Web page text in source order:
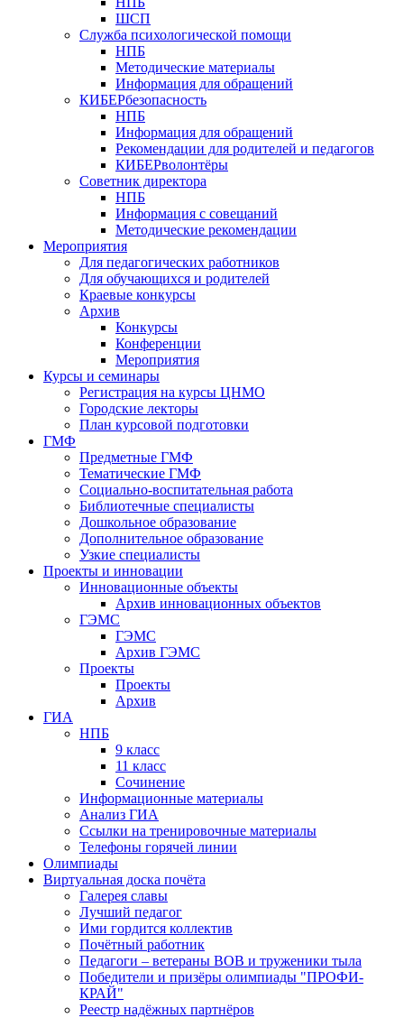
ШСП
Служба психологической помощи
НПБ
Методические материалы
Информация для обращений
КИБЕРбезопасность
НПБ
Информация для обращений
Рекомендации для родителей и педагогов
КИБЕРволонтёры
Советник директора
НПБ
Информация с совещаний
Методические рекомендации
Мероприятия
Для педагогических работников
Для обучающихся и родителей
Краевые конкурсы
Архив
Конкурсы
Конференции
Мероприятия
Курсы и семинары
Регистрация на курсы ЦНМО
Городские лекторы
План курсовой подготовки
ГМФ
Предметные ГМФ
Тематические ГМФ
Социально-воспитательная работа
Библиотечные специалисты
Дошкольное образование
Дополнительное образование
Узкие специалисты
Проекты и инновации
Инновационные объекты
Архив инновационных объектов
ГЭМС
ГЭМС
Архив ГЭМС
Проекты
Проекты
Архив
ГИА
НПБ
9 класс
11 класс
Сочинение
Информационные материалы
Анализ ГИА
Ссылки на тренировочные материалы
Телефоны горячей линии
Олимпиады
Виртуальная доска почёта
Галерея славы
Лучший педагог
Ими гордится коллектив
Почётный работник
Педагоги – ветераны ВОВ и труженики тыла
Победители и призёры олимпиады "ПРОФИ-
КРАЙ"
Реестр надёжных партнёров